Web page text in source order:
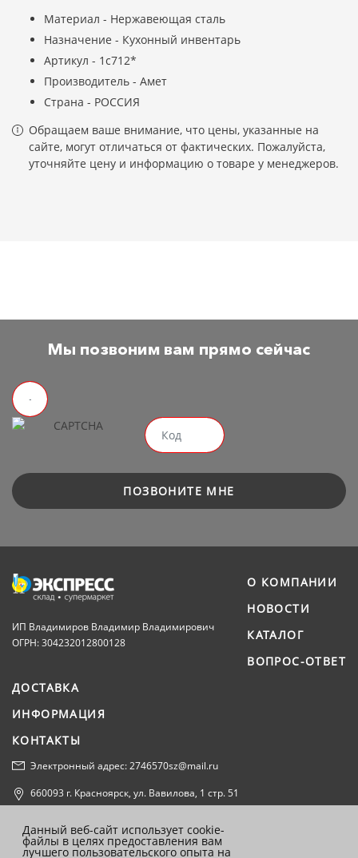
Материал - Нержавеющая сталь
Назначение - Кухонный инвентарь
Артикул - 1с712*
Производитель - Амет
Страна - РОССИЯ
Обращаем ваше внимание, что цены, указанные на
сайте, могут отличаться от фактических. Пожалуйста,
уточняйте цену и информацию о товаре у менеджеров.
Мы позвоним вам прямо сейчас
ПОЗВОНИТЕ МНЕ
ИП Владимиров Владимир Владимирович
ОГРН: 304232012800128
О КОМПАНИИ
НОВОСТИ
КАТАЛОГ
ВОПРОС-ОТВЕТ
ДОСТАВКА
ИНФОРМАЦИЯ
КОНТАКТЫ
Электронный адрес: 2746570sz@mail.ru
660093 г. Красноярск, ул. Вавилова, 1 стр. 51
Согласие на обработку персональных данных
Данный веб-сайт использует cookie-
файлы в целях предоставления вам
лучшего пользовательского опыта на